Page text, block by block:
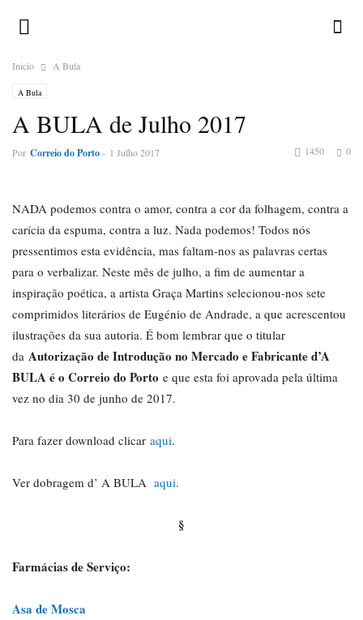
Inicio A Bula
A Bula
A BULA de Julho 2017
Por Correio do Porto- 1 Julho 2017 0
1450
NADA podemos contra o amor, contra a cor da folhagem, contra a
carícia da espuma, contra a luz. Nada podemos! Todos nós
pressentimos esta evidência, mas faltam-nos as palavras certas
para o verbalizar. Neste mês de julho, a fim de aumentar a
inspiração poética, a artista Graça Martins selecionou-nos sete
comprimidos literários de Eugénio de Andrade, a que acrescentou
ilustrações da sua autoria. É bom lembrar que o titular
da Autorização de Introdução no Mercado e Fabricante d’A
BULA é o Correio do Porto e que esta foi aprovada pela última
vez no dia 30 de junho de 2017.
Para fazer download clicar aqui.
Ver dobragem d’ A BULA aqui.
§
Farmácias de Serviço:
Asa de Mosca